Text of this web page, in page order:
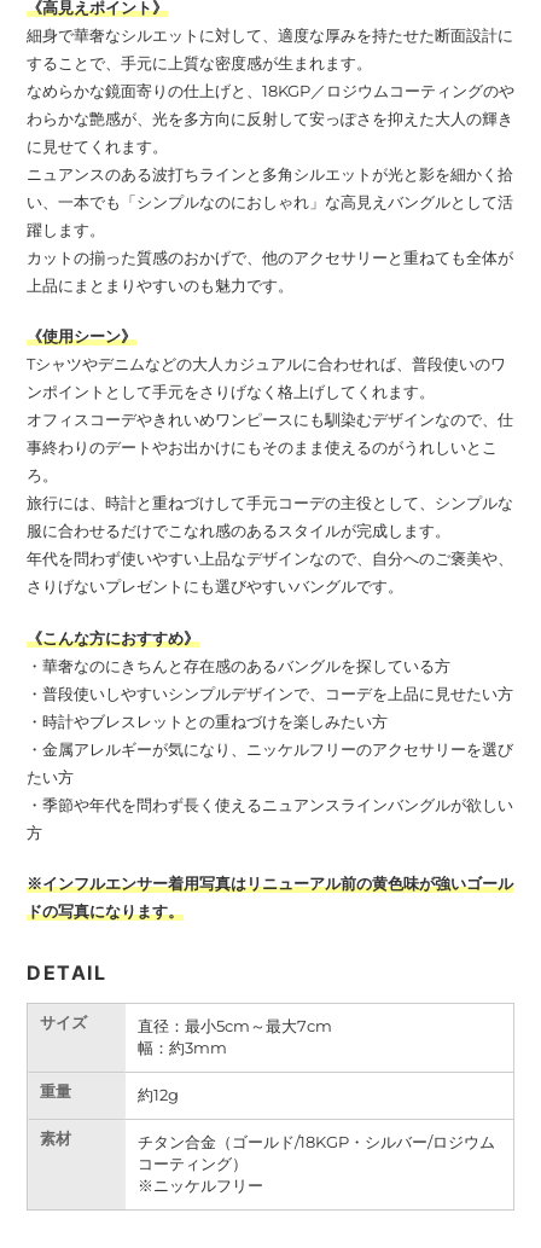
《高見えポイント》
細身で華奢なシルエットに対して、適度な厚みを持たせた断面設計に
することで、手元に上質な密度感が生まれます。
なめらかな鏡面寄りの仕上げと、18KGP／ロジウムコーティングのや
わらかな艶感が、光を多方向に反射して安っぽさを抑えた大人の輝き
に見せてくれます。
ニュアンスのある波打ちラインと多角シルエットが光と影を細かく拾
い、一本でも「シンプルなのにおしゃれ」な高見えバングルとして活
躍します。
カットの揃った質感のおかげで、他のアクセサリーと重ねても全体が
上品にまとまりやすいのも魅力です。
《使用シーン》
Tシャツやデニムなどの大人カジュアルに合わせれば、普段使いのワ
ンポイントとして手元をさりげなく格上げしてくれます。
オフィスコーデやきれいめワンピースにも馴染むデザインなので、仕
事終わりのデートやお出かけにもそのまま使えるのがうれしいとこ
ろ。
旅行には、時計と重ねづけして手元コーデの主役として、シンプルな
服に合わせるだけでこなれ感のあるスタイルが完成します。
年代を問わず使いやすい上品なデザインなので、自分へのご褒美や、
さりげないプレゼントにも選びやすいバングルです。
《こんな方におすすめ》
・華奢なのにきちんと存在感のあるバングルを探している方
・普段使いしやすいシンプルデザインで、コーデを上品に見せたい方
・時計やブレスレットとの重ねづけを楽しみたい方
・金属アレルギーが気になり、ニッケルフリーのアクセサリーを選び
たい方
・季節や年代を問わず長く使えるニュアンスラインバングルが欲しい
方
※インフルエンサー着用写真はリニューアル前の黄色味が強いゴール
ドの写真になります。
DETAIL
サイズ
直径：最小5cm～最大7cm
幅： 約3mm
重量 約12g
素材
チタン合金（ゴールド/18KGP・シルバー/ロジウム
コーティング）
※ニッケルフリー